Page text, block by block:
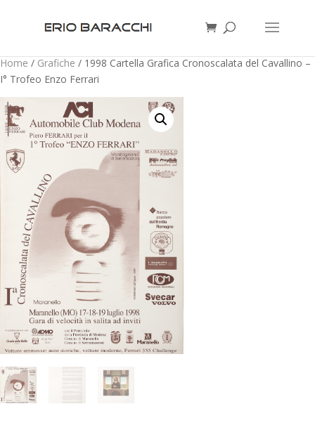
Home / Grafiche / 1998 Cartella Grafica Cronoscalata del Cavallino –
I° Trofeo Enzo Ferrari